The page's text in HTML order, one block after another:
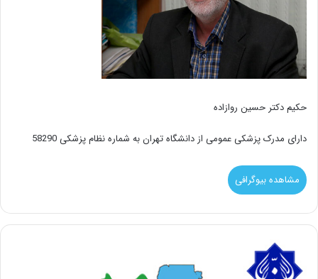
حکیم دکتر حسین روازاده
دارای مدرک پزشکی عمومی از دانشگاه تهران به شماره نظام پزشکی 58290
مشاهده بیوگرافی